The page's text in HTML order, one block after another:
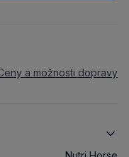
a možnosti dopravy